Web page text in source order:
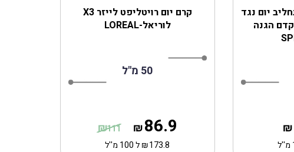
קרם יום רויטליפט לייזר X3
לוריאל-LOREAL
50 מ"ל
86.9
₪
111
₪
173.8
₪ל 100 מ''ל
לומינוס 630 תחליב יום נגד
הגנה
₪